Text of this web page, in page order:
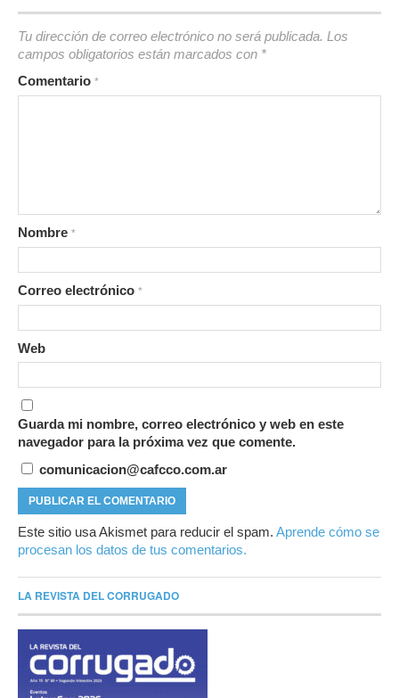
Tu dirección de correo electrónico no será publicada. Los
campos obligatorios están marcados con *
Comentario *
Nombre *
Correo electrónico *
Web
Guarda mi nombre, correo electrónico y web en este
navegador para la próxima vez que comente.
comunicacion@cafcco.com.ar
Este sitio usa Akismet para reducir el spam. Aprende cómo se
procesan los datos de tus comentarios.
LA REVISTA DEL CORRUGADO